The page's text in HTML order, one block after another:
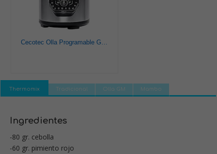
Cecotec Olla Programable GM Modelo H Deluxe. Programable 24 horas, Capacidad 6 litros,Sistema de cocción inteligente, Función báscula,Temperatura ajustable, Presión ajustable
Thermomix Tradicional Olla GM Mambo
Ingredientes
-80 gr. cebolla
-60 gr. pimiento rojo